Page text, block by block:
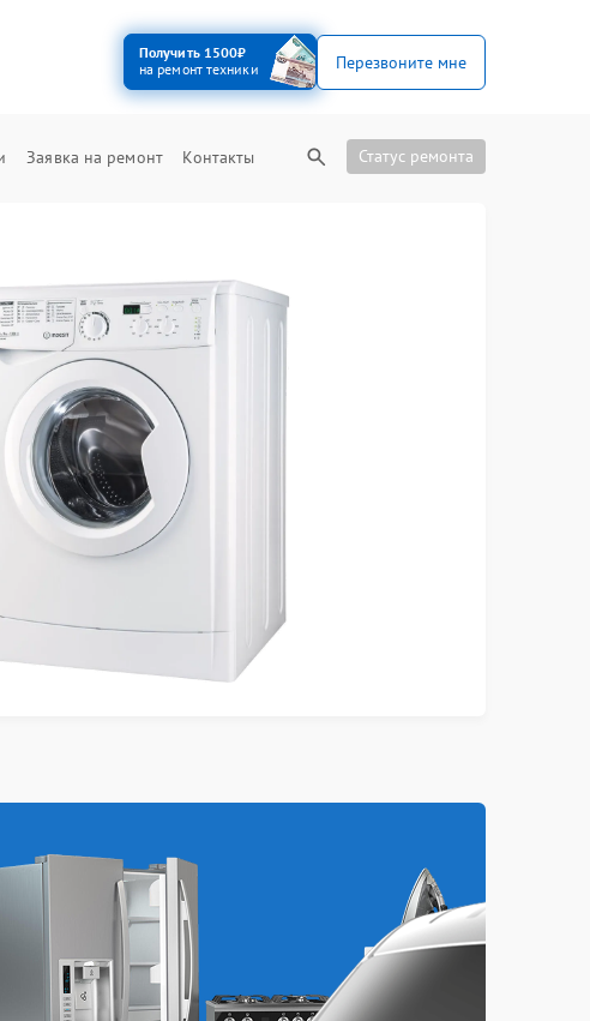
Получить 1500₽
на ремонт техники
Перезвоните мне
Заявка на ремонт Контакты Статус ремонта